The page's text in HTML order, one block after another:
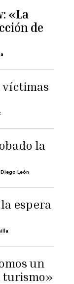
«La
de
víctimas
la
León
espera
un
turismo»